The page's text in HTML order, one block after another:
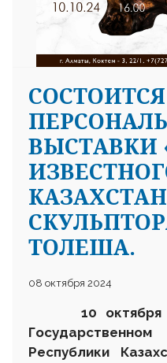
ВЫСТАВКИ
ТОЛЕША.
08 октября 2024
10 октября
Республики